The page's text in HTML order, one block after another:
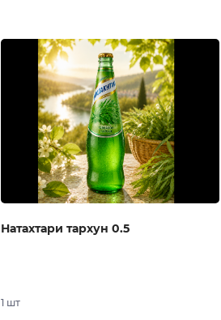
Натахтари тархун 0.5
1 шт